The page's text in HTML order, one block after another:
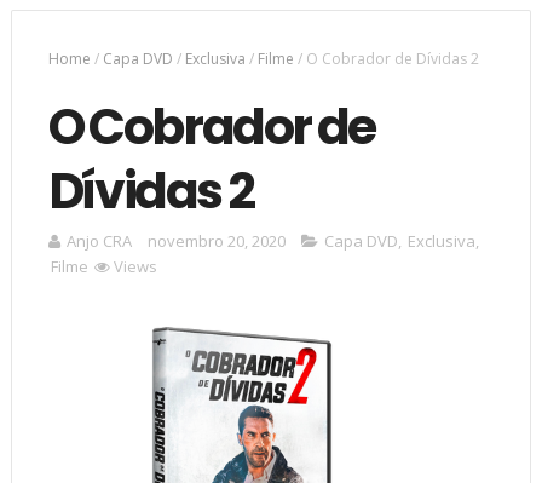
Home / Capa DVD / Exclusiva / Filme / O Cobrador de Dívidas 2
O Cobrador de
Dívidas 2
Anjo CRA novembro 20, 2020 Capa DVD, Exclusiva,
Filme
Views